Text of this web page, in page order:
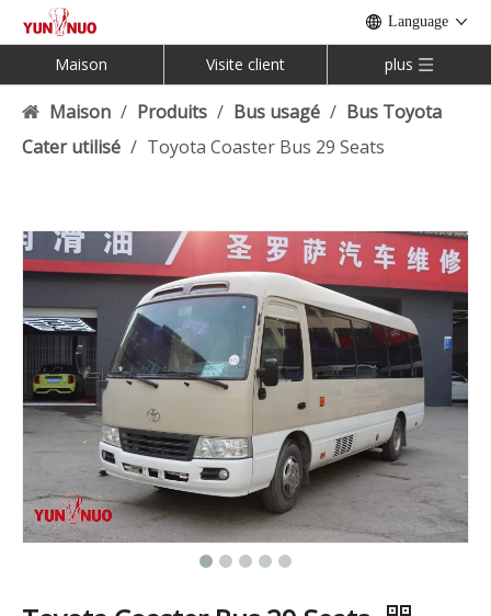
Language
Maison Visite client plus
Maison / Produits / Bus usagé / Bus Toyota
Cater utilisé / Toyota Coaster Bus 29 Seats